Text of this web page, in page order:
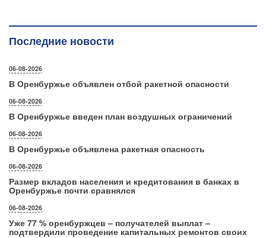
Последние новости
06-08-2026
В Оренбуржье объявлен отбой ракетной опасности
06-08-2026
В Оренбуржье введен план воздушных ограничений
06-08-2026
В Оренбуржье объявлена ракетная опасность
06-08-2026
Размер вкладов населения и кредитования в банках в
Оренбуржье почти сравнялся
06-08-2026
Уже 77 % оренбуржцев – получателей выплат –
подтвердили проведение капитальных ремонтов своих